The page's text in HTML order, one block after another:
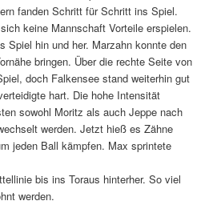
fanden Schritt für Schritt ins Spiel.
keine Mannschaft Vorteile erspielen.
Spiel hin und her. Marzahn konnte den
bringen. Über die rechte Seite von
doch Falkensee stand weiterhin gut
hart. Die hohe Intensität
sowohl Moritz als auch Jeppe nach
werden. Jetzt hieß es Zähne
jeden Ball kämpfen. Max sprintete
bis ins Toraus hinterher. So viel
werden.